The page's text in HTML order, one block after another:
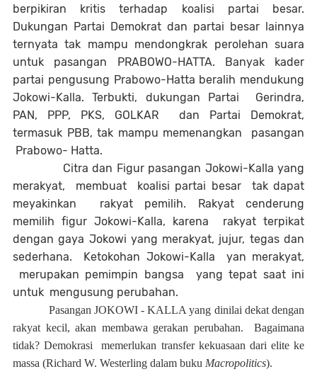
berpikiran kritis terhadap koalisi partai besar.
Dukungan Partai Demokrat dan partai besar lainnya
ternyata tak mampu mendongkrak perolehan suara
untuk pasangan PRABOWO-HATTA. Banyak kader
partai pengusung Prabowo-Hatta beralih mendukung
Jokowi-Kalla. Terbukti, dukungan Partai
Gerindra,
PAN, PPP, PKS, GOLKAR
dan Partai Demokrat,
termasuk PBB, tak mampu memenangkan
pasangan
Prabowo- Hatta.
Citra dan Figur pasangan Jokowi-Kalla yang
merakyat,
membuat koalisi partai besar
tak dapat
meyakinkan
rakyat pemilih. Rakyat cenderung
memilih figur Jokowi-Kalla, karena
rakyat terpikat
dengan gaya Jokowi yang merakyat, jujur, tegas dan
sederhana.
Ketokohan Jokowi-Kalla
yan merakyat,
merupakan pemimpin bangsa
yang tepat saat ini
untuk mengusung perubahan.
Pasangan JOKOWI - KALLA yang dinilai dekat dengan
rakyat kecil, akan membawa gerakan perubahan.
Bagaimana
tidak? Demokrasi
memerlukan transfer kekuasaan dari elite ke
massa (Richard W. Westerling dalam buku Macropolitics).